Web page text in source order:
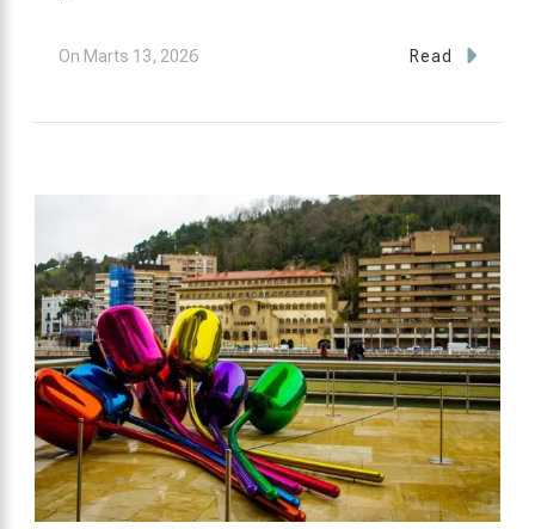
On Marts 13, 2026 Read